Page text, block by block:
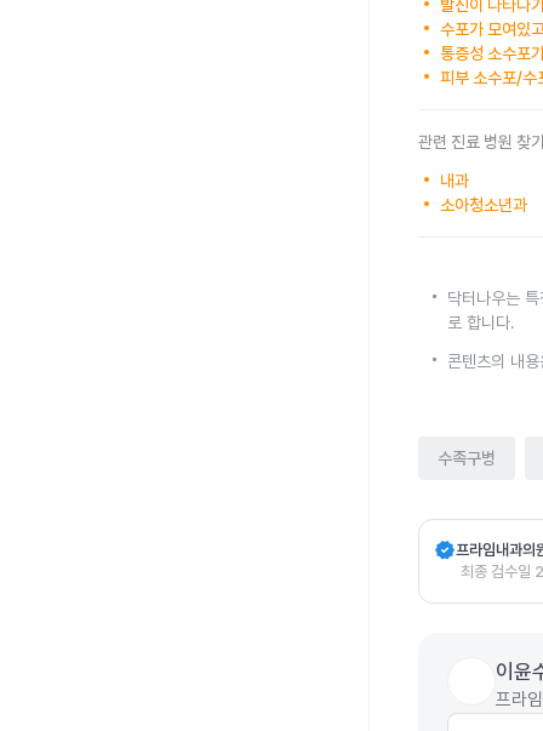
발진이 나타나
수포가 모여있
통증성 소수포
피부 소수포/수
관련 진료 병원 찾
내과
소아청소년과
닥터나우는
로 합니다.
콘텐츠의 내
수족구병
verified프라임내과의
최종 검수일
이윤
프라